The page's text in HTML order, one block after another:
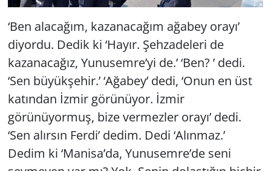
‘Ben alacağım, kazanacağım ağabey orayı’
diyordu. Dedik ki ‘Hayır. Şehzadeleri de
kazanacağız, Yunusemre’yi de.’ ‘Ben? ’ dedi.
‘Sen büyükşehir.’ ‘Ağabey’ dedi, ‘Onun en üst
katından İzmir görünüyor. İzmir
görünüyormuş, bize vermezler orayı’ dedi.
‘Sen alırsın Ferdi’ dedim. Dedi ‘Alınmaz.’
Dedim ki ‘Manisa’da, Yunusemre’de seni